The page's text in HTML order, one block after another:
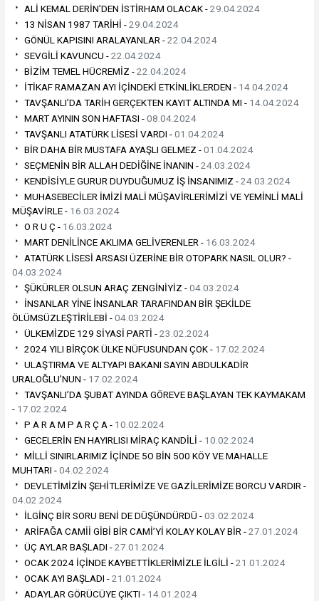
ALİ KEMAL DERİN’DEN İSTİRHAM OLACAK -29.04.2024
13 NİSAN 1987 TARİHİ -29.04.2024
GÖNÜL KAPISINI ARALAYANLAR -22.04.2024
SEVGİLİ KAVUNCU -22.04.2024
BİZİM TEMEL HÜCREMİZ -22.04.2024
İTİKAF RAMAZAN AYI İÇİNDEKİ ETKİNLİKLERDEN - 14.04.2024
TAVŞANLI’DA TARİH GERÇEKTEN KAYIT ALTINDA MI - 14.04.2024
MART AYININ SON HAFTASI -08.04.2024
TAVŞANLI ATATÜRK LİSESİ VARDI -01.04.2024
BİR DAHA BİR MUSTAFA AYAŞLI GELMEZ -01.04.2024
SEÇMENİN BİR ALLAH DEDİĞİNE İNANIN -24.03.2024
KENDİSİYLE GURUR DUYDUĞUMUZ İŞ İNSANIMIZ -24.03.2024
MUHASEBECİLER İMİZİ MALİ MÜŞAVİRLERİMİZİ VE YEMİNLİ MALİ
MÜŞAVİRLE - 16.03.2024
O R U Ç - 16.03.2024
MART DENİLİNCE AKLIMA GELİVERENLER - 16.03.2024
ATATÜRK LİSESİ ARSASI ÜZERİNE BİR OTOPARK NASIL OLUR? -
04.03.2024
ŞÜKÜRLER OLSUN ARAÇ ZENGİNİYİZ -04.03.2024
İNSANLAR YİNE İNSANLAR TARAFINDAN BİR ŞEKİLDE
ÖLÜMSÜZLEŞTİRİLEBİ -04.03.2024
ÜLKEMİZDE 129 SİYASİ PARTİ -23.02.2024
2024 YILI BİRÇOK ÜLKE NÜFUSUNDAN ÇOK - 17.02.2024
ULAŞTIRMA VE ALTYAPI BAKANI SAYIN ABDULKADİR
URALOĞLU’NUN - 17.02.2024
TAVŞANLI’DA ŞUBAT AYINDA GÖREVE BAŞLAYAN TEK KAYMAKAM
- 17.02.2024
P A R A M P A R Ç A - 10.02.2024
GECELERİN EN HAYIRLISI MİRAÇ KANDİLİ - 10.02.2024
MİLLİ SINIRLARIMIZ İÇİNDE 5O BİN 500 KÖY VE MAHALLE
MUHTARI -04.02.2024
DEVLETİMİZİN ŞEHİTLERİMİZE VE GAZİLERİMİZE BORCU VARDIR -
04.02.2024
İLGİNÇ BİR SORU BENİ DE DÜŞÜNDÜRDÜ -03.02.2024
ARİFAĞA CAMİİ GİBİ BİR CAMİ’Yİ KOLAY KOLAY BİR -27.01.2024
ÜÇ AYLAR BAŞLADI -27.01.2024
OCAK 2024 İÇİNDE KAYBETTİKLERİMİZLE İLGİLİ -21.01.2024
OCAK AYI BAŞLADI -21.01.2024
ADAYLAR GÖRÜCÜYE ÇIKTI - 14.01.2024